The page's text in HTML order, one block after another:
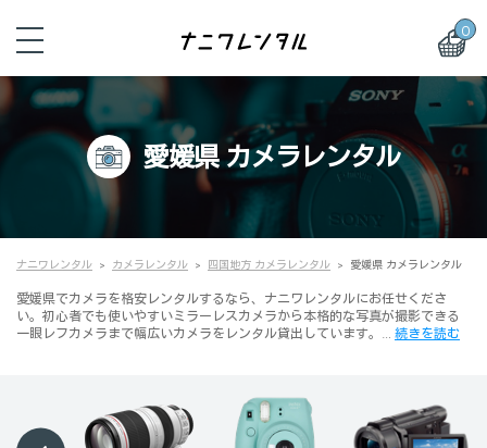
0
愛媛県 カメラレンタル
ナニワレンタル カメラレンタル 四国地方 カメラレンタル 愛媛県 カメラレンタル
愛媛県でカメラを格安レンタルするなら、ナニワレンタルにお任せくださ
い。初心者でも使いやすいミラーレスカメラから本格的な写真が撮影できる
一眼レフカメラまで幅広いカメラをレンタル貸出しています。… 続きを読む